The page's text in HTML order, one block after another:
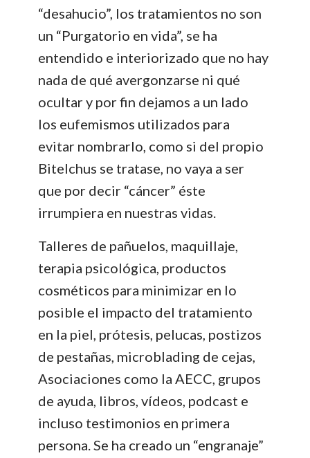
“desahucio”, los tratamientos no son
un “Purgatorio en vida”, se ha
entendido e interiorizado que no hay
nada de qué avergonzarse ni qué
ocultar y por fin dejamos a un lado
los eufemismos utilizados para
evitar nombrarlo, como si del propio
Bitelchus se tratase, no vaya a ser
que por decir “cáncer” éste
irrumpiera en nuestras vidas.
Talleres de pañuelos, maquillaje,
terapia psicológica, productos
cosméticos para minimizar en lo
posible el impacto del tratamiento
en la piel, prótesis, pelucas, postizos
de pestañas, microblading de cejas,
Asociaciones como la AECC, grupos
de ayuda, libros, vídeos, podcast e
incluso testimonios en primera
persona. Se ha creado un “engranaje”